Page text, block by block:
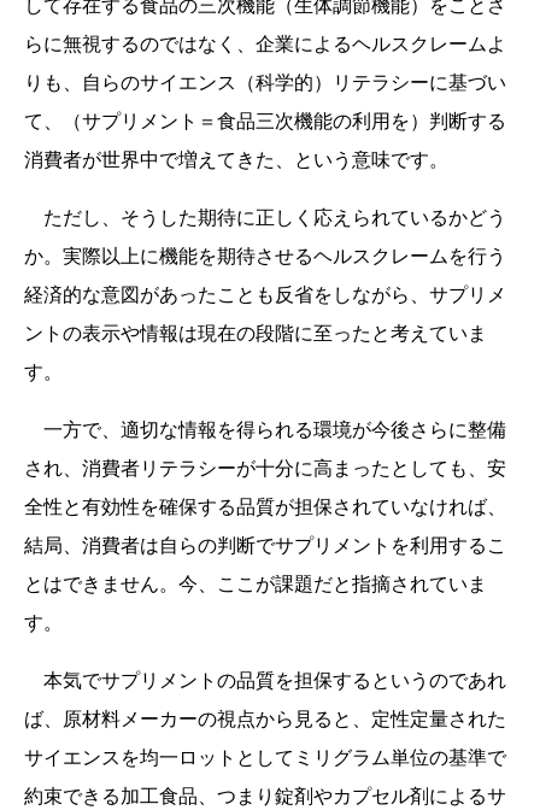
らに無視するのではなく、企業によるヘルスクレームよ
りも、自らのサイエンス（科学的）リテラシーに基づい
て、（サプリメント＝食品三次機能の利用を）判断する
消費者が世界中で増えてきた、という意味です。
ただし、そうした期待に正しく応えられているかどう
か。実際以上に機能を期待させるヘルスクレームを行う
経済的な意図があったことも反省をしながら、サプリメ
ントの表示や情報は現在の段階に至ったと考えていま
す。
一方で、適切な情報を得られる環境が今後さらに整備
され、消費者リテラシーが十分に高まったとしても、安
全性と有効性を確保する品質が担保されていなければ、
結局、消費者は自らの判断でサプリメントを利用するこ
とはできません。今、ここが課題だと指摘されていま
す。
本気でサプリメントの品質を担保するというのであれ
ば、原材料メーカーの視点から見ると、定性定量された
サイエンスを均一ロットとしてミリグラム単位の基準で
約束できる加工食品、つまり錠剤やカプセル剤によるサ